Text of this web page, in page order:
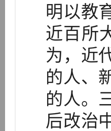
明以教
近百所
为，近
的人、
的人。
后改治